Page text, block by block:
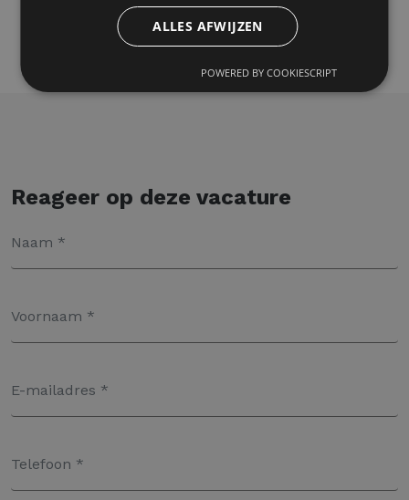
Reageer op deze vacature
ALLES AFWIJZEN
POWERED BY COOKIESCRIPT